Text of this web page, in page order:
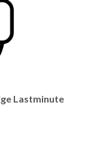
Lastminute